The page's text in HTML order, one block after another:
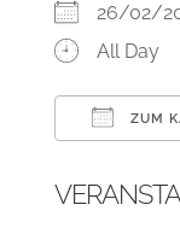
26/02/
All Day
ZUM